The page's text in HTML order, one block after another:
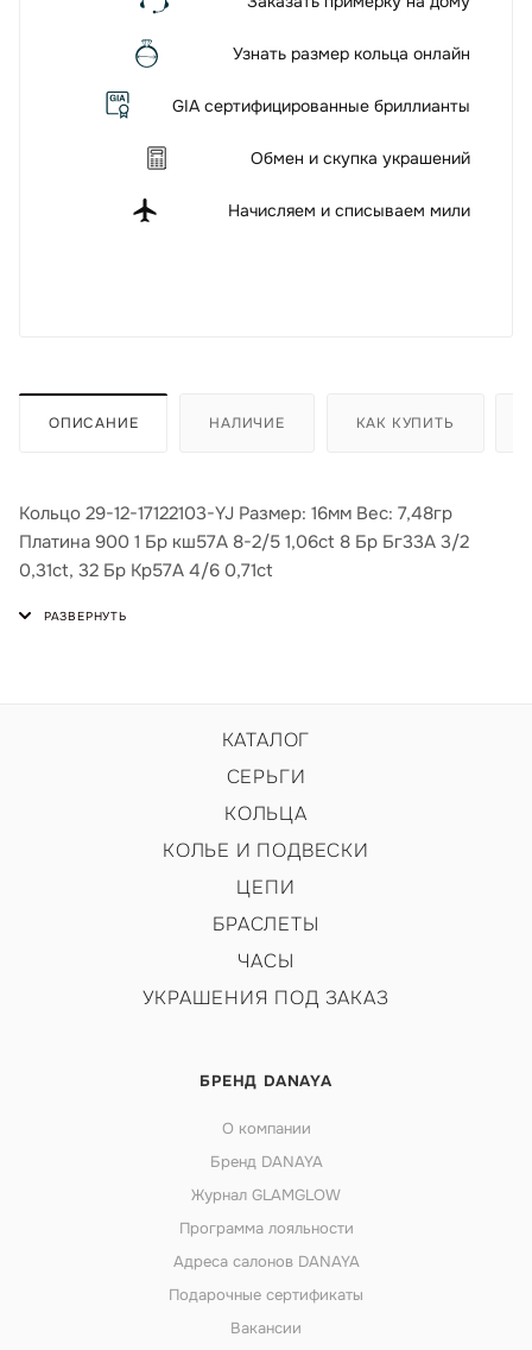
Узнать размер кольца онлайн
GIA сертифицированные бриллианты
Обмен и скупка украшений
Начисляем и списываем мили
ОПИСАНИЕ НАЛИЧИЕ КАК КУПИТЬ
Кольцо 29-12-17122103-YJ Размер: 16мм Вес: 7,48гр
Платина 900 1 Бр кш57А 8-2/5 1,06ct 8 Бр Бг33А 3/2
0,31ct, 32 Бр Кр57А 4/6 0,71ct
КАТАЛОГ
СЕРЬГИ
КОЛЬЦА
КОЛЬЕ И ПОДВЕСКИ
ЦЕПИ
БРАСЛЕТЫ
ЧАСЫ
УКРАШЕНИЯ ПОД ЗАКАЗ
БРЕНД DANAYA
О компании
Бренд DANAYA
Журнал GLAMGLOW
Программа лояльности
Адреса салонов DANAYA
Подарочные сертификаты
Вакансии